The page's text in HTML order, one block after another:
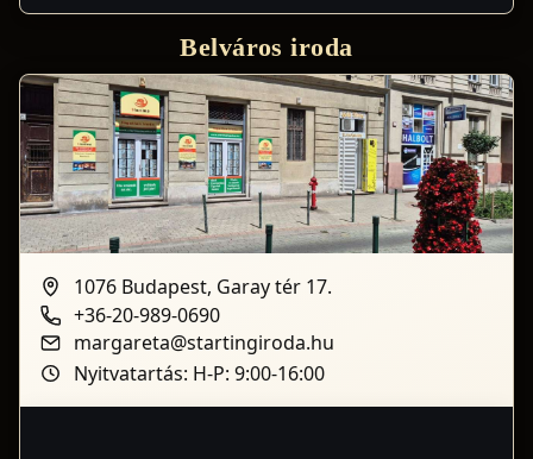
Belváros iroda
1076 Budapest, Garay tér 17.
+36-20-989-0690
margareta@startingiroda.hu
Nyitvatartás: H-P: 9:00-16:00